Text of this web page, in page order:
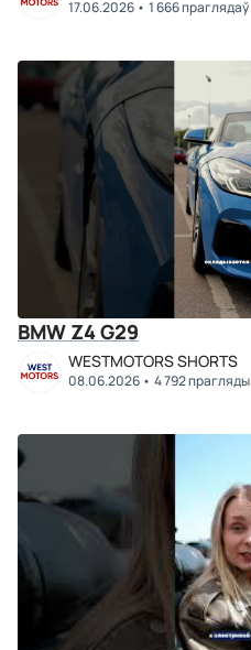
17.06.2026 1 666 праглядаў
BMW Z4 G29
WESTMOTORS SHORTS
08.06.2026 4 792 прагляды